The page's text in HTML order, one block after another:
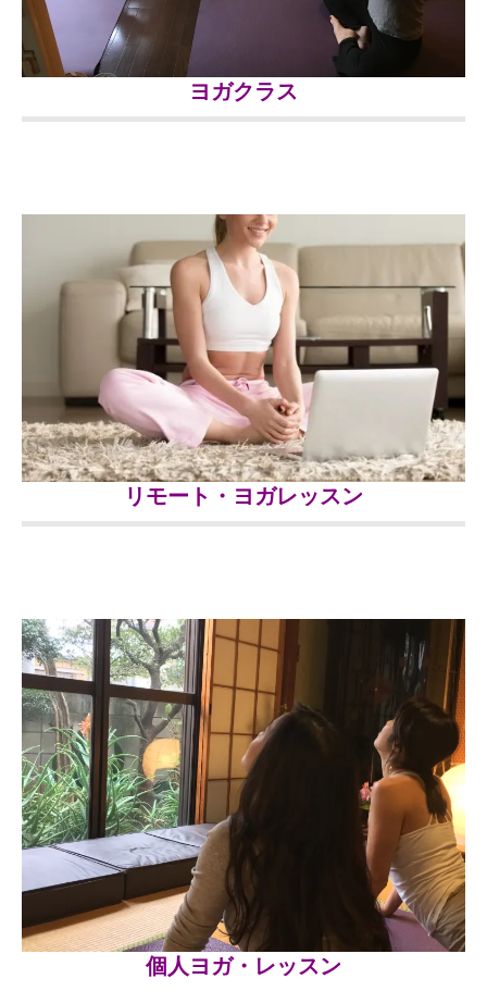
ヨガクラス
リモート・ヨガレッスン
個人ヨガ・レッスン